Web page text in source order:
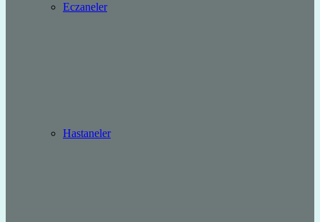
Eczaneler
Hastaneler